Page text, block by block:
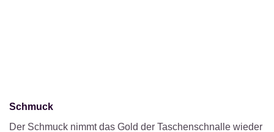
Schmuck
Der Schmuck nimmt das Gold der Taschenschnalle wieder